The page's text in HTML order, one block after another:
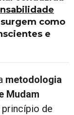
como
e
metodologia
Mudam
de